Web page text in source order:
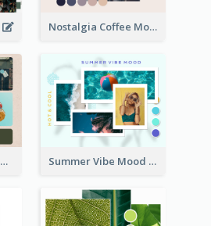
Nostalgia Coffee Mood Board
Vintage Aesthetics Mood Board Summer Vibe Mood Board